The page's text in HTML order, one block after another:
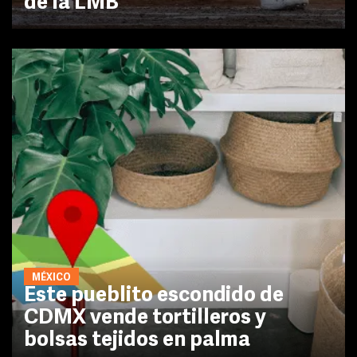
MÉXICO
Este pueblito escondido de
CDMX vende tortilleros y
bolsas tejidos en palma